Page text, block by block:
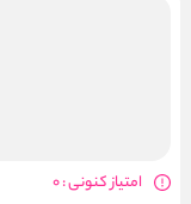
امتیاز کنونی : 0